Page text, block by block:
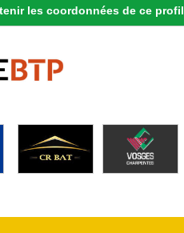
les coordonnées de ce profil